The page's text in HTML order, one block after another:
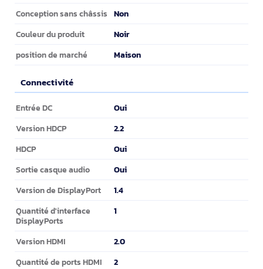
Conception sans châssis Non
Couleur du produit Noir
position de marché Maison
Connectivité
Connectivité
Entrée DC Oui
Version HDCP 2.2
HDCP Oui
Sortie casque audio Oui
Version de DisplayPort 1.4
Quantité d'interface
DisplayPorts
1
Version HDMI 2.0
Quantité de ports HDMI 2